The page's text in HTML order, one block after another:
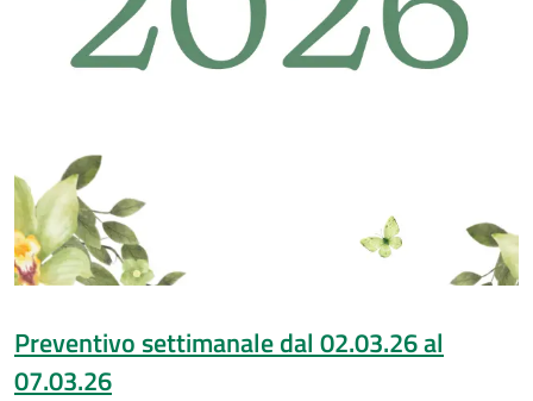
Preventivo settimanale dal 02.03.26 al
07.03.26